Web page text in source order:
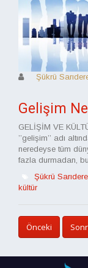
Şükrü
Gelişim
GELİŞİM VE
’’gelişim’’ adı
neredeyse tüm
fazla durmadan,
Şükrü
kültür
Önceki